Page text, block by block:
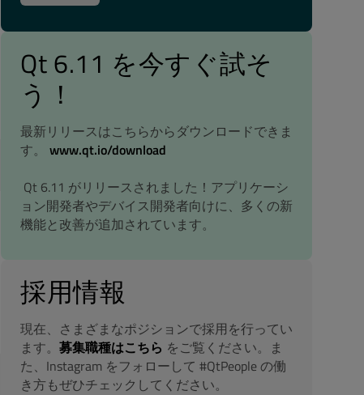
Qt 6.11 を今すぐ試そ
う！
最新リリースはこちらからダウンロードできま
す。 www.qt.io/download
Qt 6.11 がリリースされました！アプリケーシ
ョン開発者やデバイス開発者向けに、多くの新
機能と改善が追加されています。
採用情報
現在、さまざまなポジションで採用を行ってい
ます。 募集職種はこちら をご覧ください。ま
た、Instagram をフォローして #QtPeople の働
き方もぜひチェックしてください。